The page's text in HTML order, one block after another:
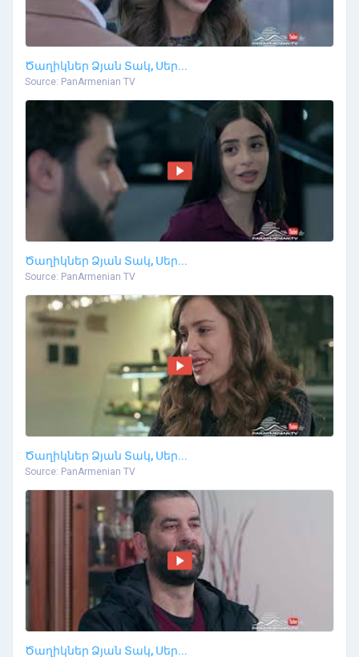
Ծաղիկներ Ձյան Տակ, Սեր...
Source: PanArmenian TV
Ծաղիկներ Ձյան Տակ, Սեր...
Source: PanArmenian TV
Ծաղիկներ Ձյան Տակ, Սեր...
Source: PanArmenian TV
Ծաղիկներ Ձյան Տակ, Սեր...